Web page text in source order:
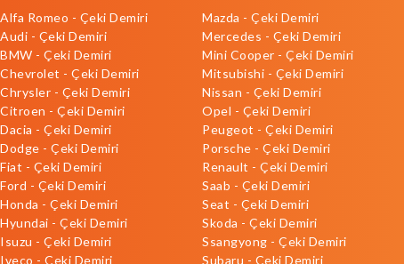
Alfa Romeo - Çeki Demiri
Audi - Çeki Demiri
BMW - Çeki Demiri
Chevrolet - Çeki Demiri
Chrysler - Çeki Demiri
Citroen - Çeki Demiri
Dacia - Çeki Demiri
Dodge - Çeki Demiri
Fiat - Çeki Demiri
Ford - Çeki Demiri
Honda - Çeki Demiri
Hyundai - Çeki Demiri
Isuzu - Çeki Demiri
Iveco - Çeki Demiri
Mazda - Çeki Demiri
Mercedes - Çeki Demiri
Mini Cooper - Çeki Demiri
Mitsubishi - Çeki Demiri
Nissan - Çeki Demiri
Opel - Çeki Demiri
Peugeot - Çeki Demiri
Porsche - Çeki Demiri
Renault - Çeki Demiri
Saab - Çeki Demiri
Seat - Çeki Demiri
Skoda - Çeki Demiri
Ssangyong - Çeki Demiri
Subaru - Çeki Demiri